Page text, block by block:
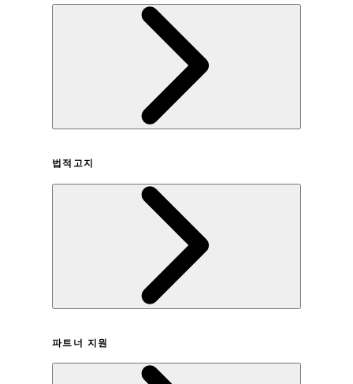
법적고지
개인정보취급방침
파트너 지원